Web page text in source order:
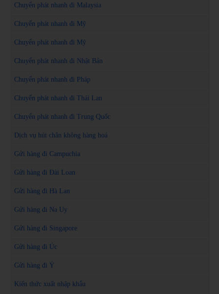
Chuyển phát nhanh đi Malaysia
Chuyển phát nhanh đi Mỹ
Chuyển phát nhanh đi Mỹ
Chuyển phát nhanh đi Nhật Bản
Chuyển phát nhanh đi Pháp
Chuyển phát nhanh đi Thái Lan
Chuyển phát nhanh đi Trung Quốc
Dịch vụ hút chân không hàng hoá
Gửi hàng đi Campuchia
Gửi hàng đi Đài Loan
Gửi hàng đi Hà Lan
Gửi hàng đi Na Uy
Gửi hàng đi Singapore
Gửi hàng đi Úc
Gửi hàng đi Ý
Kiến thức xuất nhập khẩu